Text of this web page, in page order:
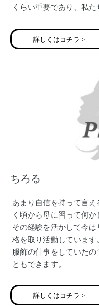
くらい重要であり、私
や家族の問題、職場での
さまざまな分野に特化し
に対して適切なアプロー
詳しくはコチラ >
ちろる
あまり自信を持って言
く頃から母に習って何か
その経験を活かして今
格を取り活動しています
服飾の仕事をしていた
ともできます。
詳しくはコチラ >